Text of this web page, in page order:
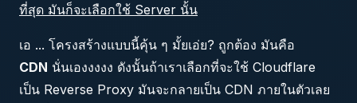
ที่สุด มันก็จะเลือกใช้ Server นั้น
เอ ... โครงสร้างแบบนี้คุ้น ๆ มั้ยเอ่ย? ถูกต้อง มันคือ
CDN นั่นเองงงงง ดังนั้นถ้าเราเลือกที่จะใช้ Cloudflare
เป็น Reverse Proxy มันจะกลายเป็น CDN ภายในตัวเลย